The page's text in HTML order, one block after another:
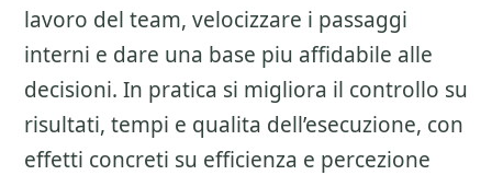
lavoro del team, velocizzare i passaggi
interni e dare una base piu affidabile alle
decisioni. In pratica si migliora il controllo su
risultati, tempi e qualita dell’esecuzione, con
effetti concreti su efficienza e percezione